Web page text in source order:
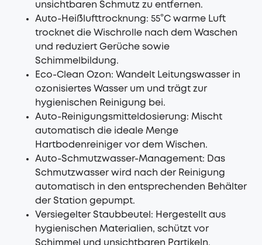
unsichtbaren Schmutz zu entfernen.
Auto-Heißlufttrocknung: 55°C warme Luft
trocknet die Wischrolle nach dem Waschen
und reduziert Gerüche sowie
Schimmelbildung.
Eco-Clean Ozon: Wandelt Leitungswasser in
ozonisiertes Wasser um und trägt zur
hygienischen Reinigung bei.
Auto-Reinigungsmitteldosierung: Mischt
automatisch die ideale Menge
Hartbodenreiniger vor dem Wischen.
Auto-Schmutzwasser-Management: Das
Schmutzwasser wird nach der Reinigung
automatisch in den entsprechenden Behälter
der Station gepumpt.
Versiegelter Staubbeutel: Hergestellt aus
hygienischen Materialien, schützt vor
Schimmel und unsichtbaren Partikeln.